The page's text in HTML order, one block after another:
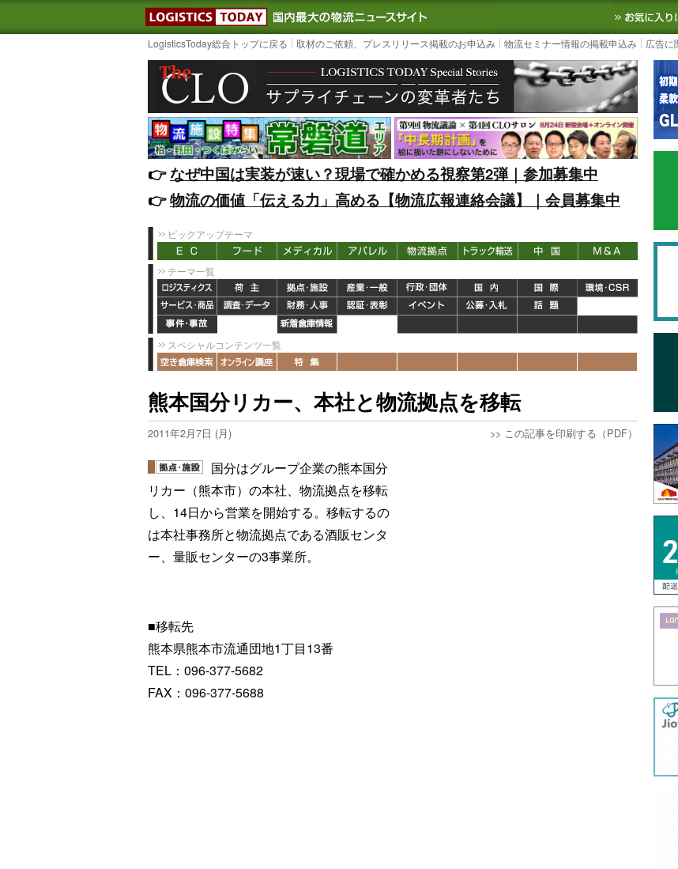
LOGISTICS TODAY｜国内最大の物流ニュースサイト3PL, SCMなど国内外の最新
LogisticsToday総合トップに戻る 取材のご依頼、プレスリリース掲載のお申込み 物流セミナー情報の掲載申込み 広告に
👉️なぜ中国は実装が速い？現場で確かめる視察第2弾｜参加募集中
👉️物流の価値「伝える力」高める【物流広報連絡会議】｜会員募集中
ピックアップテーマ
テーマ一覧
スペシャルコンテンツ一覧
熊本国分リカー、本社と物流拠点を移転
2011年2月7日 (月) >> この記事を印刷する（PDF）
国分はグループ企業の熊本国分
リカー（熊本市）の本社、物流拠点を移転
し、14日から営業を開始する。移転するの
は本社事務所と物流拠点である酒販センタ
ー、量販センターの3事業所。
■移転先
熊本県熊本市流通団地1丁目13番
TEL：096-377-5682
FAX：096-377-5688